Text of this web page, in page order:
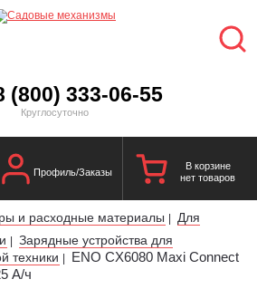
(800) 333-06-55
Круглосуточно
Профиль/Заказы
В корзине
нет товаров
и расходные материалы |
Для
| Зарядные устройства для
техники |
ENO CX6080 Maxi Connect
А/ч